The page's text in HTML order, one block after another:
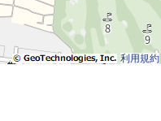
利用規約